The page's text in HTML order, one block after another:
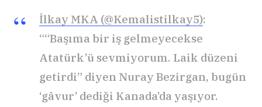
İlkay MKA (@Kemalistilkay5):
““Başıma bir iş gelmeyecekse
Atatürk’ü sevmiyorum. Laik düzeni
getirdi” diyen Nuray Bezirgan, bugün
‘gâvur’ dediği Kanada’da yaşıyor.